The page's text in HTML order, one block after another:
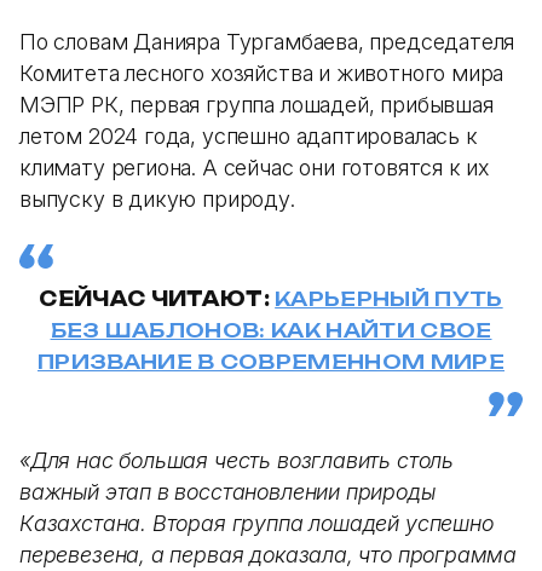
По словам Данияра Тургамбаева, председателя
Комитета лесного хозяйства и животного мира
МЭПР РК, первая группа лошадей, прибывшая
летом 2024 года, успешно адаптировалась к
климату региона. А сейчас они готовятся к их
выпуску в дикую природу.
СЕЙЧАС ЧИТАЮТ: КАРЬЕРНЫЙ ПУТЬ
БЕЗ ШАБЛОНОВ: КАК НАЙТИ СВОЕ
ПРИЗВАНИЕ В СОВРЕМЕННОМ МИРЕ
«Для нас большая честь возглавить столь
важный этап в восстановлении природы
Казахстана. Вторая группа лошадей успешно
перевезена, а первая доказала, что программа